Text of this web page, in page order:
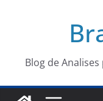
conteúdoBlog de